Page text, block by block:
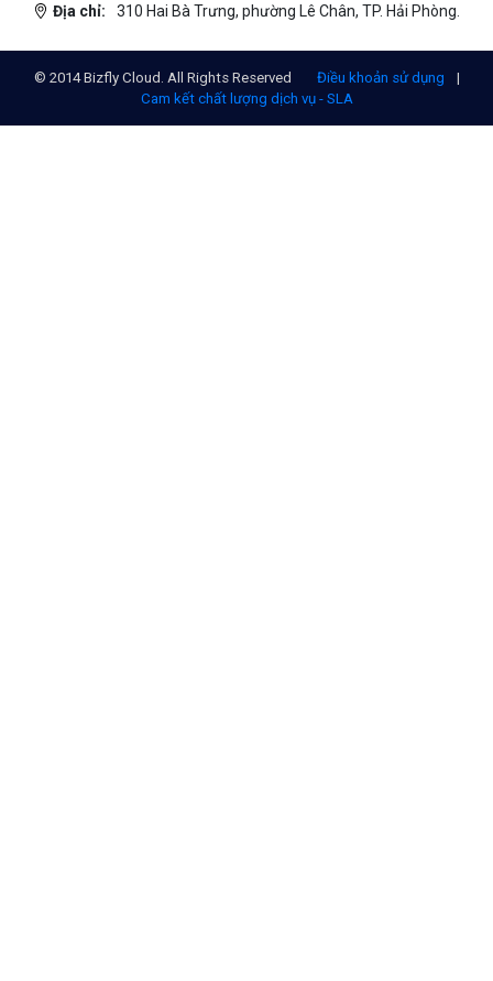
Địa chỉ: 310 Hai Bà Trưng, phường Lê Chân, TP. Hải Phòng.
© 2014 Bizfly Cloud. All Rights Reserved Điều khoản sử dụng
|
Cam kết chất lượng dịch vụ - SLA